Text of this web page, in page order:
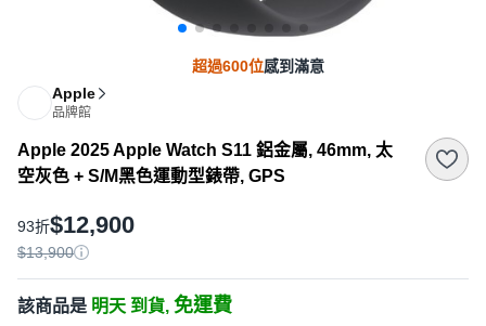
超過600位感到滿意
Apple
品牌館
Apple 2025 Apple Watch S11 鋁金屬, 46mm, 太
空灰色 + S/M黑色運動型錶帶, GPS
93折$12,900
$13,900
該商品是 明天 到貨, 免運費